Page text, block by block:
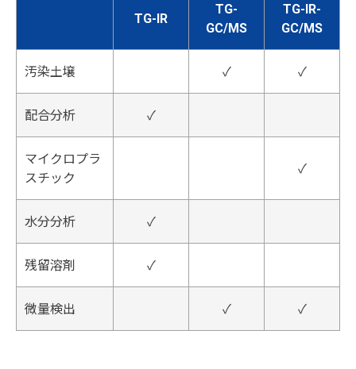
TG-IR
TG-
GC/MS
TG-IR-
GC/MS
汚染土壌 ✓ ✓
配合分析 ✓
マイクロプラ
スチック
✓
水分分析 ✓
残留溶剤 ✓
微量検出 ✓ ✓